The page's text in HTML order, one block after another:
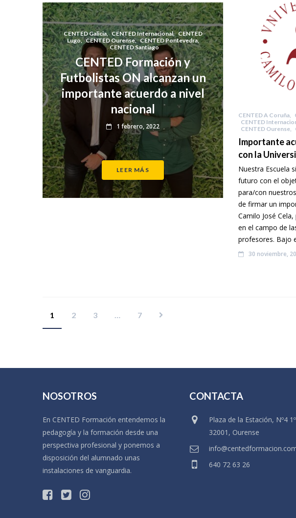
CENTED Galicia, CENTED Internacional, CENTED
Lugo, CENTED Ourense, CENTED Pontevedra,
CENTED Santiago
CENTED Formación y
Futbolistas ON alcanzan un
importante acuerdo a nivel
nacional
1 febrero, 2022
LEER MÁS
CENTED A Coruña,
CENTED
CENTED Ourense,
Importante
con la
Nuestra Escuela
futuro con el
para/con
de firmar un
Camilo José
en el campo de
profesores. Bajo
30 noviembre,
1 2 3 … 7
NOSOTROS
En CENTED Formación entendemos la
pedagogía y la formación desde una
perspectiva profesional y ponemos a
disposición del alumnado unas
instalaciones de vanguardia.
CONTACTA
Plaza de la Estación, Nº4
32001, Ourense
640 72 63 26